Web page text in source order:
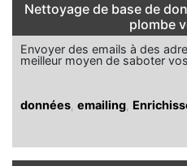
Nettoyage de base de
plombe
Envoyer des emails à des
meilleur moyen de saboter
données emailing